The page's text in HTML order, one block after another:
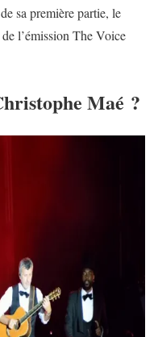
sa première partie, le
l’émission The Voice
Maé ?